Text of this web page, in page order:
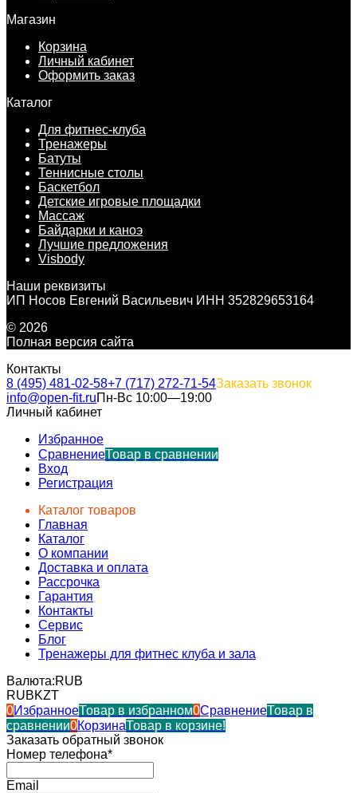
Магазин
Корзина
Личный кабинет
Оформить заказ
Каталог
Для фитнес-клуба
Тренажеры
Батуты
Теннисные столы
Баскетбол
Детские игровые площадки
Массаж
Байдарки и каноэ
Лучшие предложения
Visbody
Наши реквизиты
ИП Носов Евгений Васильевич ИНН 352829653164
© 2026
Полная версия сайта
Контакты
8 (495) 481-02-58+7 (717) 272-71-54Заказать звонок
info@open-fit.ruПн-Вс 10:00—19:00
Личный кабинет
Избранное
СравнениеТовар в сравнении
Вход
Регистрация
Каталог товаров
Главная
Каталог
О компании
Доставка и оплата
Рассрочка
Гарантия
Контакты
Сервис
Блог
Тренажеры для фитнес клуба и зала
Валюта:RUB
RUBKZT
0ИзбранноеТовар в избранном0СравнениеТовар в
сравнении0КорзинаТовар в корзине!
Заказать обратный звонок
Номер телефона*
Email